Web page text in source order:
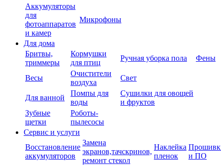
Аккумуляторы
для
фотоаппаратов
и камер
Микрофоны
Для дома
Бритвы,
триммеры
Кормушки
для птиц
Ручная уборка пола Фены
Весы
Очистители
воздуха
Свет
Для ванной
Помпы для
воды
Сушилки для овощей
и фруктов
Зубные
щетки
Роботы-
пылесосы
Сервис и услуги
Восстановление
аккумуляторов
Замена
экранов,тачскринов,
ремонт стекол
Наклейка
пленок
и ПО